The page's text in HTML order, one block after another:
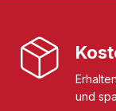
und